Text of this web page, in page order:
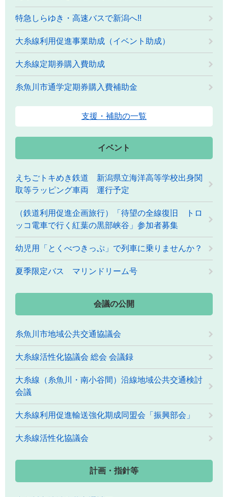
特急しらゆき・高速バスで新潟へ!!
大糸線利用促進事業助成（イベント助成）
大糸線定期券購入費助成
糸魚川市通学定期券購入費補助金
支援・補助の一覧
イベント
えちごトキめき鉄道 新潟県立海洋高等学校出身関
取等ラッピング車両 運行予定
（鉄道利用促進企画旅行）「待望の全線復旧 トロ
ッコ電車で行く紅葉の黒部峡谷」参加者募集
幼児用「とくべつきっぷ」で列車に乗りませんか？
夏季限定バス マリンドリーム号
会議の公開
糸魚川市地域公共交通協議会
大糸線活性化協議会 総会 会議録
大糸線（糸魚川・南小谷間）沿線地域公共交通検討
会議
大糸線利用促進輸送強化期成同盟会「振興部会」
大糸線活性化協議会
計画・指針等